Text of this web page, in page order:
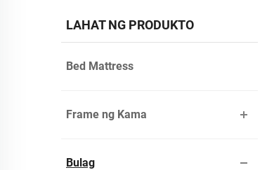
LAHAT NG PRODUKTO
Bed Mattress
Frame ng Kama
Bulag